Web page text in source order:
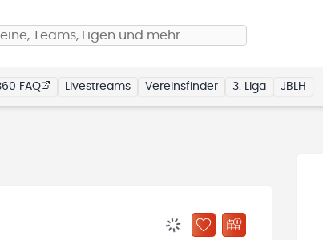
Teams, Ligen und mehr…
FAQ Livestreams Vereinsfinder 3. Liga JBLH
ZU „MEINE TEAMS“